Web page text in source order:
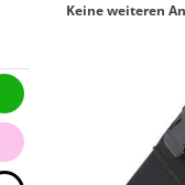
Keine weiteren